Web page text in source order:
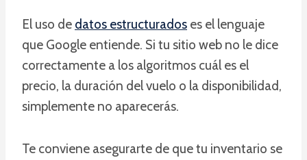
El uso de datos estructurados es el lenguaje
que Google entiende. Si tu sitio web no le dice
correctamente a los algoritmos cuál es el
precio, la duración del vuelo o la disponibilidad,
simplemente no aparecerás.
Te conviene asegurarte de que tu inventario se